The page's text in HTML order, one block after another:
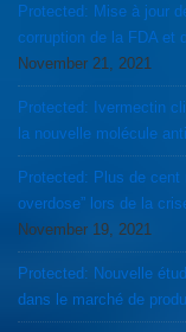
Protected: Mise à jour
corruption de la FDA et
November 21, 2021
Protected: Ivermectin
la nouvelle molécule
Protected: Plus de cent
overdose” lors de la
November 19, 2021
Protected: Nouvelle
dans le marché de